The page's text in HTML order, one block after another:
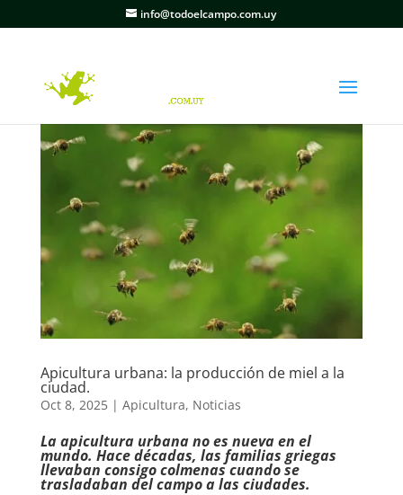
info@todoelcampo.com.uy
Apicultura urbana: la producción de miel a la
ciudad.
Oct 8, 2025| Apicultura, Noticias
La apicultura urbana no es nueva en el
mundo. Hace décadas, las familias griegas
llevaban consigo colmenas cuando se
trasladaban del campo a las ciudades.